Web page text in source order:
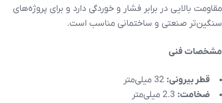
مقاومت بالایی در برابر فشار و خوردگی دارد و برای پروژه‌های
سنگین‌تر صنعتی و ساختمانی مناسب است.
مشخصات فنی
قطر بیرونی:
ضخامت: